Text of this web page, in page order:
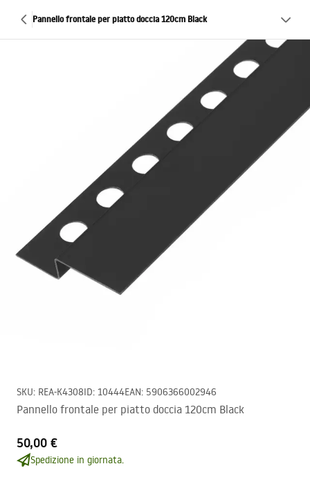
Pannello frontale per piatto doccia 120cm Black
SKU: REA-K4308ID: 10444EAN: 5906366002946
Pannello frontale per piatto doccia 120cm Black
50,00 €
Spedizione in giornata.